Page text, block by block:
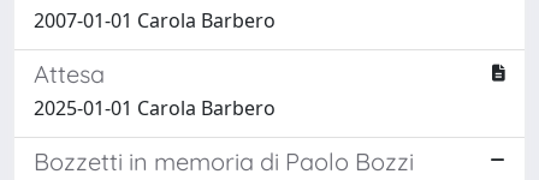
2007-01-01 Carola Barbero
Attesa
2025-01-01 Carola Barbero
Bozzetti in memoria di Paolo Bozzi